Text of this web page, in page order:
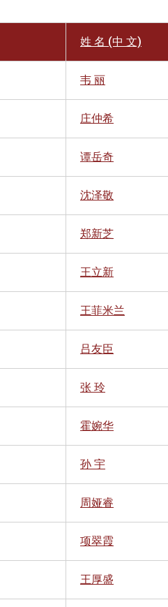
姓 名 (中 文)
韦 丽
庄仲希
谭岳奇
沈泽敬
郑新芝
王立新
王菲米兰
吕友臣
张 玲
霍婉华
孙 宇
周娅睿
项翠霞
王厚盛